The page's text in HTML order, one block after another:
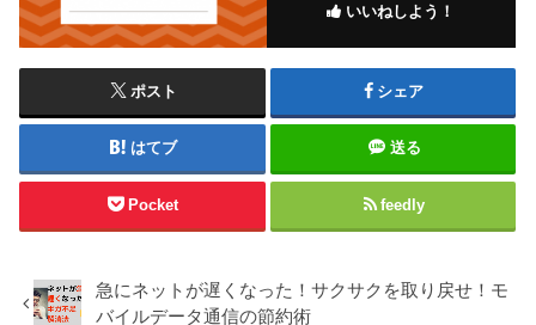
いいねしよう！
ポスト シェア
はてブ 送る
Pocket feedly
急にネットが遅くなった！サクサクを取り戻せ！モ
バイルデータ通信の節約術